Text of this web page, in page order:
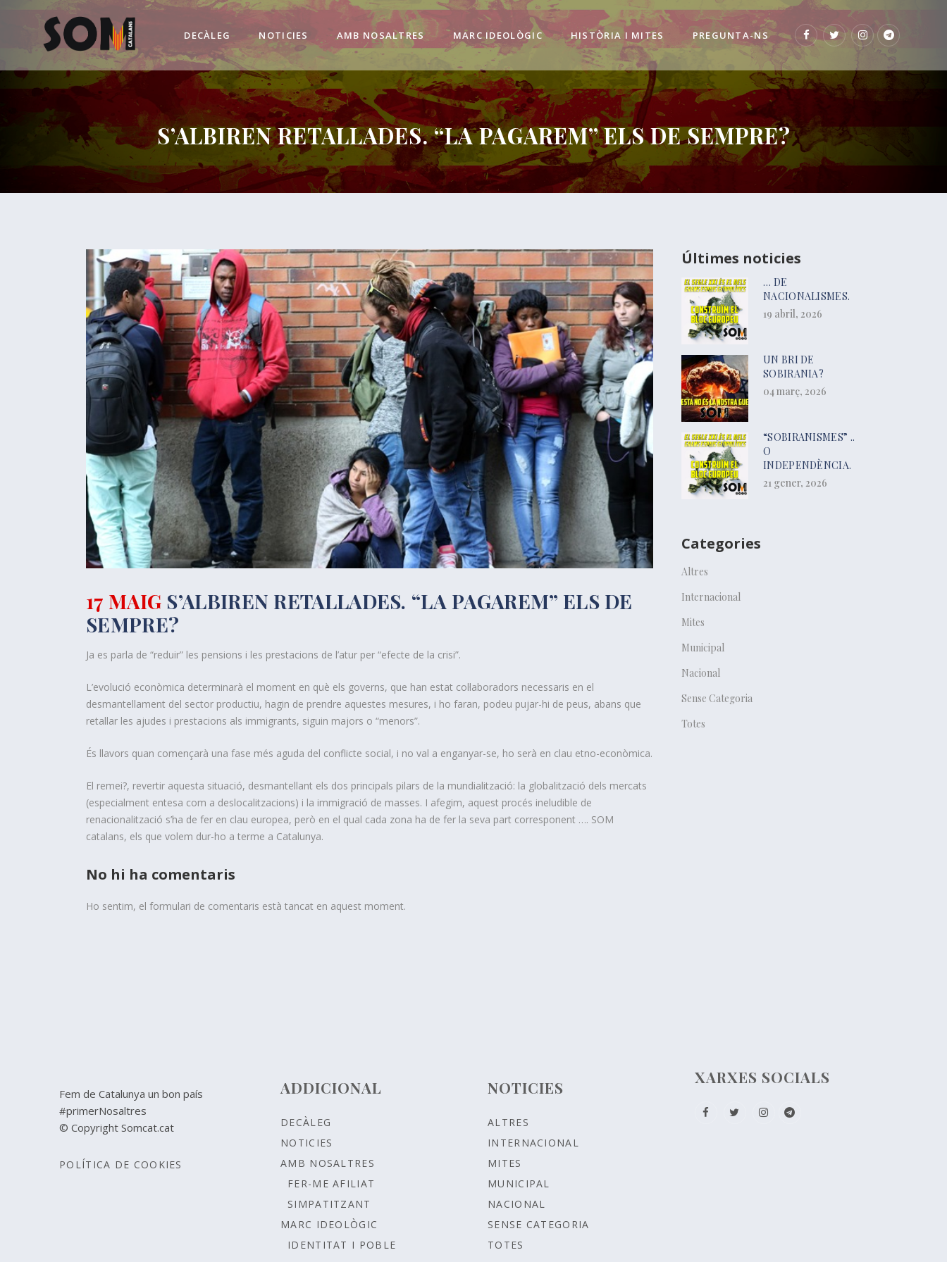
DECÀLEG NOTICIES AMB NOSALTRES MARC IDEOLÒGIC HISTÒRIA I MITES PREGUNTA-NS
S’ALBIREN RETALLADES. “LA PAGAREM” ELS DE SEMPRE?
17 MAIG S’ALBIREN RETALLADES. “LA PAGAREM” ELS DE
SEMPRE?
Ja es parla de “reduir” les pensions i les prestacions de l’atur per “efecte de la crisi”.
L’evolució econòmica determinarà el moment en què els governs, que han estat col·laboradors necessaris en el
desmantellament del sector productiu, hagin de prendre aquestes mesures, i ho faran, podeu pujar-hi de peus, abans que
retallar les ajudes i prestacions als immigrants, siguin majors o “menors”.
És llavors quan començarà una fase més aguda del conflicte social, i no val a enganyar-se, ho serà en clau etno-econòmica.
El remei?, revertir aquesta situació, desmantellant els dos principals pilars de la mundialització: la globalització dels mercats
(especialment entesa com a deslocalitzacions) i la immigració de masses. I afegim, aquest procés ineludible de
renacionalització s’ha de fer en clau europea, però en el qual cada zona ha de fer la seva part corresponent …. SOM
catalans, els que volem dur-ho a terme a Catalunya.
No hi ha comentaris
Ho sentim, el formulari de comentaris està tancat en aquest moment.
Últimes noticies
… DE
NACIONALISMES.
19 abril, 2026
UN BRI DE
SOBIRANIA?
04 març, 2026
“SOBIRANISMES” ..
O
INDEPENDÈNCIA.
21 gener, 2026
Categories
Altres
Internacional
Mites
Municipal
Nacional
Sense Categoria
Totes
Fem de Catalunya un bon país
#primerNosaltres
© Copyright Somcat.cat
POLÍTICA DE COOKIES
ADDICIONAL
DECÀLEG
NOTICIES
AMB NOSALTRES
FER-ME AFILIAT
SIMPATITZANT
MARC IDEOLÒGIC
IDENTITAT I POBLE
NOTICIES
ALTRES
INTERNACIONAL
MITES
MUNICIPAL
NACIONAL
SENSE CATEGORIA
TOTES
XARXES SOCIALS